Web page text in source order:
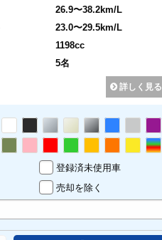
26.9〜38.2km/L
23.0〜29.5km/L
1198cc
5名
詳しく見る
登録済未使用車
売却を除く